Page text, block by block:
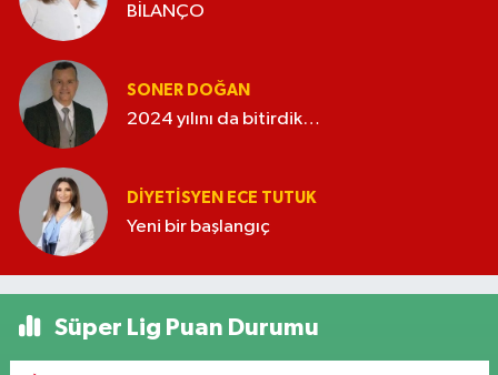
BİLANÇO
SONER DOĞAN
2024 yılını da bitirdik…
DIYETISYEN ECE TUTUK
Yeni bir başlangıç
Süper Lig Puan Durumu